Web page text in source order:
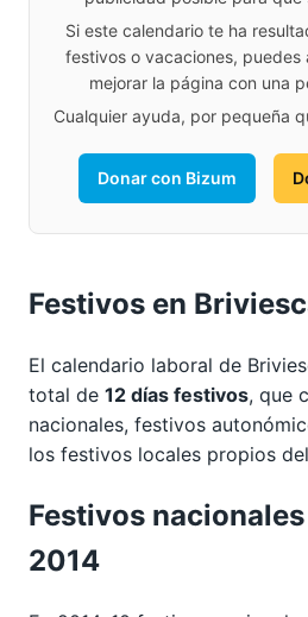
Si este calendario te ha
festivos o vacaciones, puedes
mejorar la página con una
Cualquier ayuda, por pequeña
Donar con Bizum
Festivos en
El calendario laboral de
total de 12 días festivos, que
nacionales, festivos
los festivos locales propios
Festivos
2014